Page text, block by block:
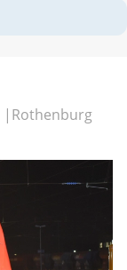
Rothenburg